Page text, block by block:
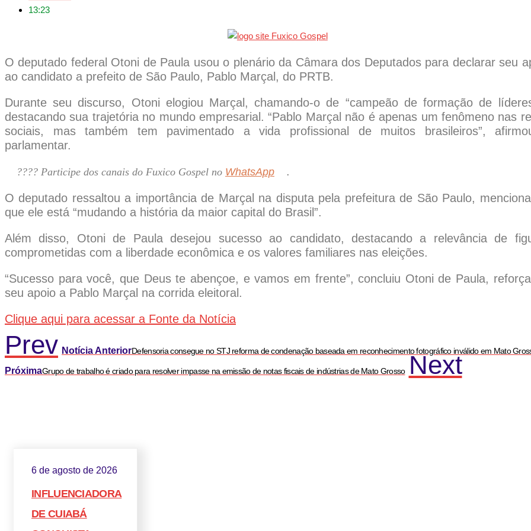
13:23
O deputado federal Otoni de Paula usou o plenário da Câmara dos Deputados para declarar seu
ao candidato a prefeito de São Paulo, Pablo Marçal, do PRTB.
Durante seu discurso, Otoni elogiou Marçal, chamando-o de “campeão de formação de
destacando sua trajetória no mundo empresarial. “Pablo Marçal não é apenas um fenômeno nas
sociais, mas também tem pavimentado a vida profissional de muitos brasileiros”,
parlamentar.
???? Participe dos canais do Fuxico Gospel no WhatsApp .
O deputado ressaltou a importância de Marçal na disputa pela prefeitura de São Paulo,
que ele está “mudando a história da maior capital do Brasil”.
Além disso, Otoni de Paula desejou sucesso ao candidato, destacando a relevância de
comprometidas com a liberdade econômica e os valores familiares nas eleições.
“Sucesso para você, que Deus te abençoe, e vamos em frente”, concluiu Otoni de Paula,
seu apoio a Pablo Marçal na corrida eleitoral.
Clique aqui para acessar a Fonte da Notícia
Prev Notícia AnteriorDefensoria consegue no STJ reforma de condenação baseada em reconhecimento fotográfico inválido em Mato
PróximaGrupo de trabalho é criado para resolver impasse na emissão de notas fiscais de indústrias de Mato Grosso Next
6 de agosto de 2026
INFLUENCIADORA
DE CUIABÁ